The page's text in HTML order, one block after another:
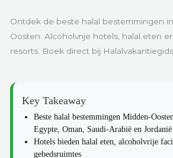
Ontdek de beste halal bestemmingen
Oosten. Alcoholvrije hotels, halal eten
resorts. Boek direct bij
Key Takeaway
Beste halal bestemmingen Midden-
Egypte, Oman, Saudi-Arabië en Jordanië
Hotels bieden halal eten, alcoholvrije
gebedsruimtes